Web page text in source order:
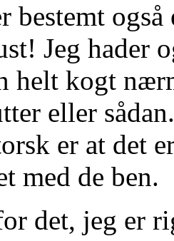
bestemt
Jeg hader
helt kogt
eller
er at det
med de ben.
det, jeg er